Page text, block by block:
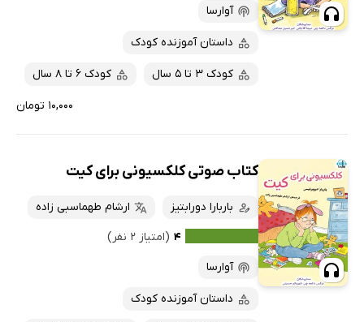
آوارسا
داستان آموزنده کودک
کودک 3 تا 5 سال کودک 6 تا 8 سال
۱۰,۰۰۰ تومان
کتاب صوتی کلکسیونی برای کیت
باربارا دورابتیز
ارشام طهماسبی زاده
۴ (امتیاز ۲ نفر)
آوارسا
داستان آموزنده کودک